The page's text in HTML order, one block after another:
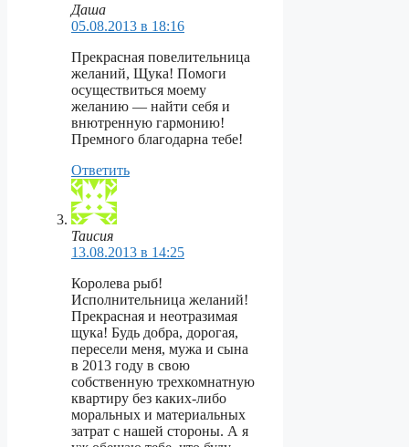
Даша
05.08.2013 в 18:16
Прекрасная повелительница
желаний, Щука! Помоги
осуществиться моему
желанию — найти себя и
внютренную гармонию!
Премного благодарна тебе!
Ответить
Таисия
13.08.2013 в 14:25
Королева рыб!
Исполнительница желаний!
Прекрасная и неотразимая
щука! Будь добра, дорогая,
пересели меня, мужа и сына
в 2013 году в свою
собственную трехкомнатную
квартиру без каких-либо
моральных и материальных
затрат с нашей стороны. А я